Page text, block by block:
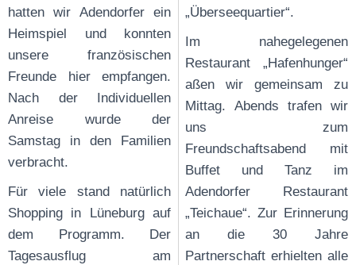
hatten wir Adendorfer ein
Heimspiel und konnten
unsere französischen
Freunde hier empfangen.
Nach der Individuellen
Anreise wurde der
Samstag in den Familien
verbracht.
Für viele stand natürlich
Shopping in Lüneburg auf
dem Programm. Der
Tagesausflug am
„Überseequartier“.
Im nahegelegenen
Restaurant „Hafenhunger“
aßen wir gemeinsam zu
Mittag. Abends trafen wir
uns zum
Freundschaftsabend mit
Buffet und Tanz im
Adendorfer Restaurant
„Teichaue“. Zur Erinnerung
an die 30 Jahre
Partnerschaft erhielten alle